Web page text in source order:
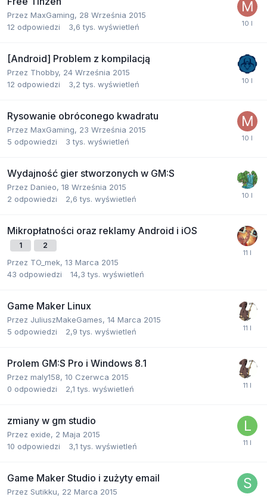
Przez MaxGaming, 28 Września 2015
12 odpowiedzi 3,6 tys. wyświetleń
[Android] Problem z kompilacją
Przez Thobby, 24 Września 2015
12 odpowiedzi 3,2 tys. wyświetleń
Rysowanie obróconego kwadratu
Przez MaxGaming, 23 Września 2015
5 odpowiedzi 3 tys. wyświetleń
Wydajność gier stworzonych w GM:S
Przez Danieo, 18 Września 2015
2 odpowiedzi 2,6 tys. wyświetleń
Mikropłatności oraz reklamy Android i iOS
1 2
Przez TO_mek, 13 Marca 2015
43 odpowiedzi 14,3 tys. wyświetleń
Game Maker Linux
Przez JuliuszMakeGames, 14 Marca 2015
5 odpowiedzi 2,9 tys. wyświetleń
Prolem GM:S Pro i Windows 8.1
Przez maly158, 10 Czerwca 2015
0 odpowiedzi 2,1 tys. wyświetleń
zmiany w gm studio
Przez exide, 2 Maja 2015
10 odpowiedzi 3,1 tys. wyświetleń
Game Maker Studio i zużyty email
Przez Sutikku, 22 Marca 2015